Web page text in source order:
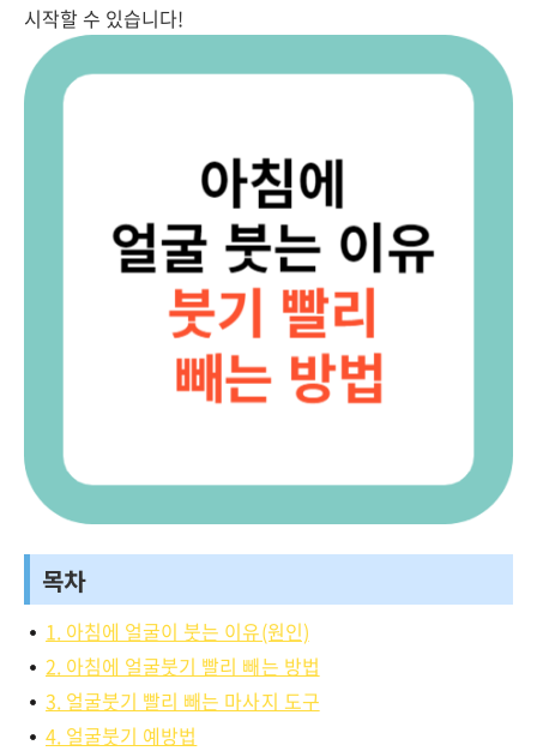
시작할 수 있습니다!
목차
1. 아침에 얼굴이 붓는 이유(원인)
2. 아침에 얼굴붓기 빨리 빼는 방법
3. 얼굴붓기 빨리 빼는 마사지 도구
4. 얼굴붓기 예방법